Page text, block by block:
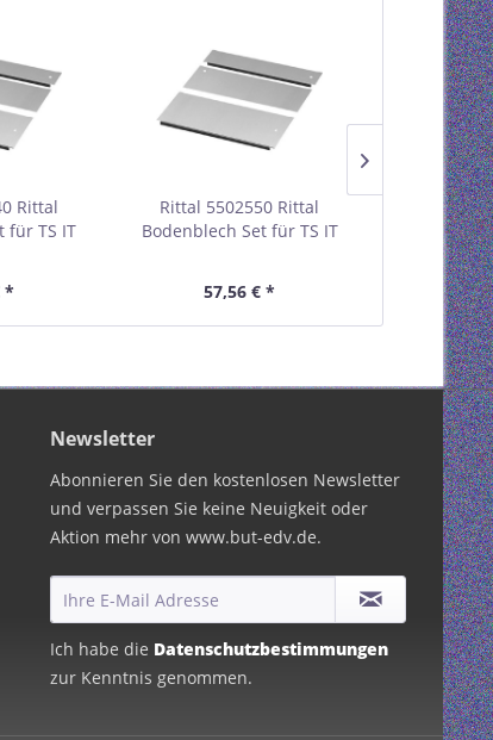
Rittal
für TS IT
*
Rittal 5502550 Rittal
Bodenblech Set für TS IT
Schrankbreite
57,56 € *
Rittal
Racks
Newsletter
Abonnieren Sie den kostenlosen Newsletter
und verpassen Sie keine Neuigkeit oder
Aktion mehr von www.but-edv.de.
Ich habe die Datenschutzbestimmungen
zur Kenntnis genommen.